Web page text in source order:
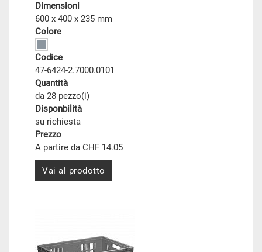
Dimensioni
600 x 400 x 235 mm
Colore
Codice
47-6424-2.7000.0101
Quantità
da 28 pezzo(i)
Disponbilità
su richiesta
Prezzo
A partire da CHF 14.05
Vai al prodotto